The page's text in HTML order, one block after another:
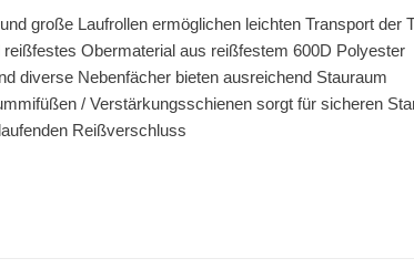
große Laufrollen ermöglichen leichten Transport der
Obermaterial aus reißfestem 600D Polyester
diverse Nebenfächer bieten ausreichend Stauraum
/ Verstärkungsschienen sorgt für sicheren
Reißverschluss